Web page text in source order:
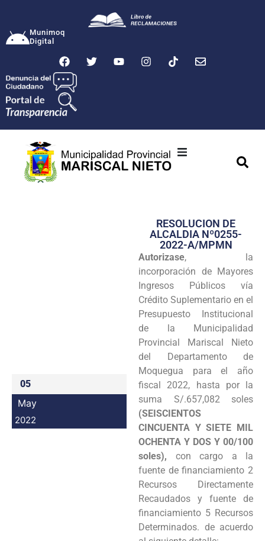
Munimoq
Digital
Transparencia
Seguridad
Programas
Intranet
05
May
2022
RESOLUCION DE
ALCALDIA Nº0255-
2022-A/MPMN
Autorizase, la
incorporación de Mayores
Ingresos Públicos vía
Crédito Suplementario en el
Presupuesto Institucional
de la Municipalidad
Provincial Mariscal Nieto
del Departamento de
Moquegua para el año
fiscal 2022, hasta por la
suma S/.657,082 soles
(SEISCIENTOS
CINCUENTA Y SIETE MIL
OCHENTA Y DOS Y 00/100
soles), con cargo a la
fuente de financiamiento 2
Recursos Directamente
Recaudados y fuente de
financiamiento 5 Recursos
Determinados. de acuerdo